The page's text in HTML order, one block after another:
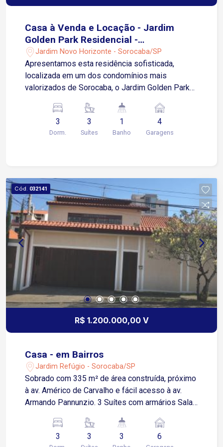
Casa à Venda e Locação - Jardim
Golden Park Residencial -
Sorocaba/SP
Jardim Novo Horizonte - Sorocaba/SP
Apresentamos esta residência sofisticada,
localizada em um dos condomínios mais
valorizados de Sorocaba, o Jardim Golden Park
privacidade e qualidade de vida. Com 246 m² de
área construída, o imóvel apresenta uma planta
inteligente e bem distribuída, integrando
closet 05 banheiros bem distribuídos Sala de
estar e jantar integradas, proporcionando
amplitude e fluidez Sala de cinema privativa,
ideal para momentos de lazer e entretenimento
Cozinha modulada, prática e funcional para o dia a
dia Área de lazer privativa Amplo quintal,
oferecendo espaço e versatilidade Canil, ideal
para quem possui pets 04 vagas de garagem
Diferenciais O imóvel se destaca pelo excelente
aproveitamento dos espaços, ambientes bem
iluminados e pela combinação entre conforto e
praticidade, atendendo perfeitamente às
necessidades de uma família moderna.
3
Dorm.
3
Suítes
1
Banho
4
Garagens
Cód. 032141
R$ 1.200.000,00 V
Casa - em Bairros
Jardim Refúgio - Sorocaba/SP
Sobrado com 335 m² de área construída, próximo
à av. Américo de Carvalho e fácil acesso à av.
Armando Pannunzio. 3 Suítes com armários Sala
serviço Lavanderia 6 Vagas de garagem, sendo 2
cobertas Espaço gourmet Churrasqueira Piscina
3 3 3 6